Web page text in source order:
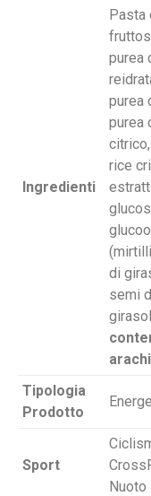
Ingredienti
Pasta
purea
purea
purea
rice
di
semi
Tipologia
Prodotto
Sport
Nuoto